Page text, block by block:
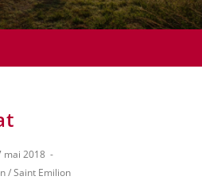
mai 2018
/Saint Emilion